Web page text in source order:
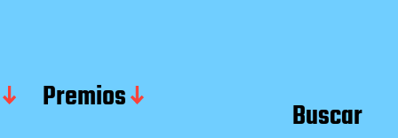
Premios
Buscar